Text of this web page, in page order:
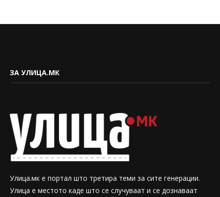
ЗА УЛИЦА.МК
Улица.мк е портал што третира теми за сите генерации.
Улица е местото каде што се случуваат и се дознаваат